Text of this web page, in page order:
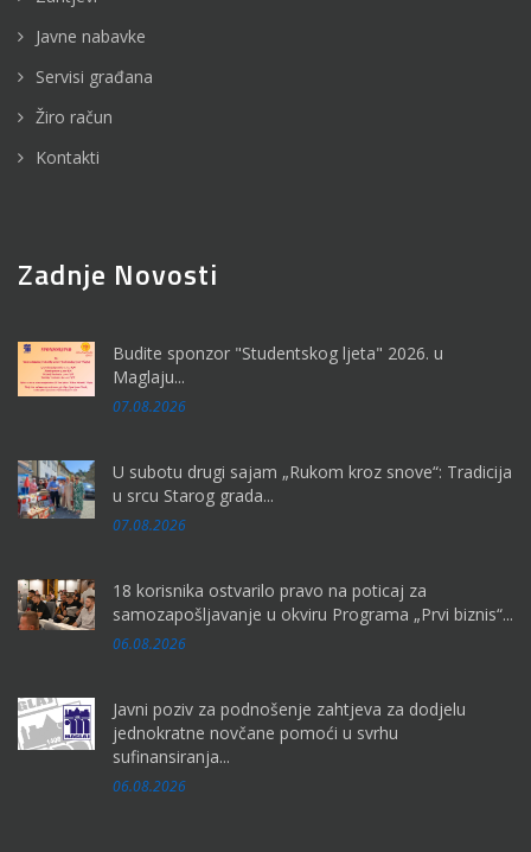
Javne nabavke
Servisi građana
Žiro račun
Kontakti
Zadnje Novosti
Budite sponzor "Studentskog ljeta" 2026. u
Maglaju...
07.08.2026
U subotu drugi sajam „Rukom kroz snove“: Tradicija
u srcu Starog grada...
07.08.2026
18 korisnika ostvarilo pravo na poticaj za
samozapošljavanje u okviru Programa „Prvi biznis“...
06.08.2026
Javni poziv za podnošenje zahtjeva za dodjelu
jednokratne novčane pomoći u svrhu
sufinansiranja...
06.08.2026